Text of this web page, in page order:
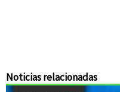
Noticias relacionadas